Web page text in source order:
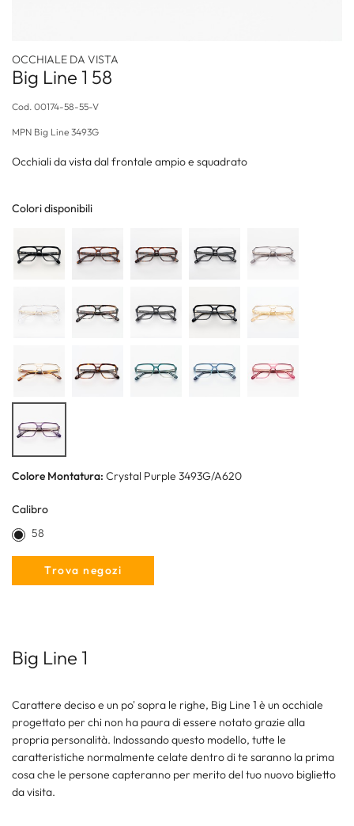
OCCHIALE DA VISTA
Big Line 1 58
Cod. 00174-58-55-V
MPN Big Line 3493G
Occhiali da vista dal frontale ampio e squadrato
Colori disponibili
Colore Montatura: Crystal Purple 3493G/A620
Calibro
58
Trova negozi
Big Line 1
Carattere deciso e un po' sopra le righe, Big Line 1 è un occhiale
progettato per chi non ha paura di essere notato grazie alla
propria personalità. Indossando questo modello, tutte le
caratteristiche normalmente celate dentro di te saranno la prima
cosa che le persone capteranno per merito del tuo nuovo biglietto
da visita.